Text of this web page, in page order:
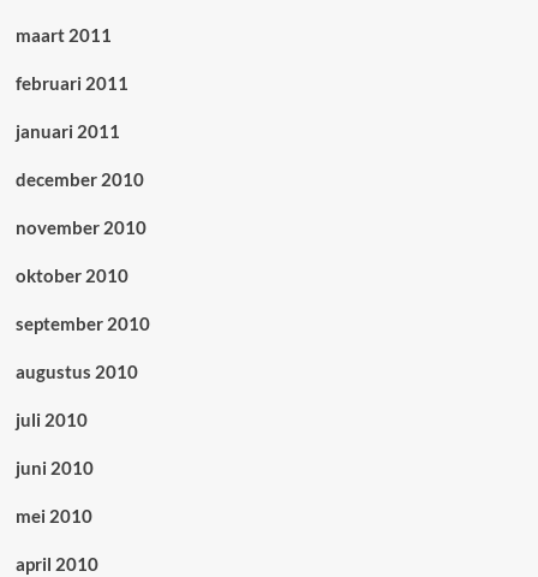
maart 2011
februari 2011
januari 2011
december 2010
november 2010
oktober 2010
september 2010
augustus 2010
juli 2010
juni 2010
mei 2010
april 2010